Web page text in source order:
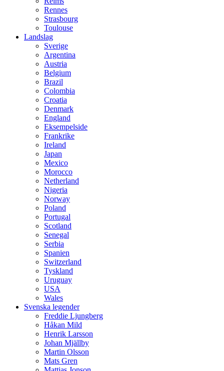
Rennes
Strasbourg
Toulouse
Landslag
Sverige
Argentina
Austria
Belgium
Brazil
Colombia
Croatia
Denmark
England
Eksempelside
Frankrike
Ireland
Japan
Mexico
Morocco
Netherland
Nigeria
Norway
Poland
Portugal
Scotland
Senegal
Serbia
Spanien
Switzerland
Tyskland
Uruguay
USA
Wales
Svenska legender
Freddie Ljungberg
Håkan Mild
Henrik Larsson
Johan Mjällby
Martin Olsson
Mats Gren